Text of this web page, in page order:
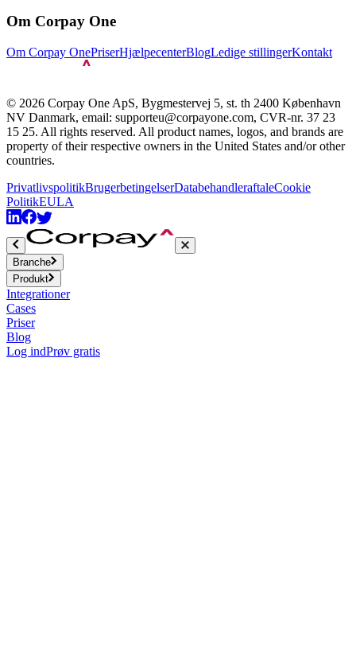
Om Corpay One
Om Corpay OnePriserHjælpecenterBlogLedige stillingerKontakt
© 2026 Corpay One ApS, Bygmestervej 5, st. th 2400 København
NV Danmark, email: supporteu@corpayone.com, CVR-nr. 37 23
15 25. All rights reserved. All product names, logos, and brands are
property of their respective owners in the United States and/or other
countries.
PrivatlivspolitikBrugerbetingelserDatabehandleraftaleCookie
PolitikEULA
Branche
Produkt
Integrationer
Cases
Priser
Blog
Log indPrøv gratis